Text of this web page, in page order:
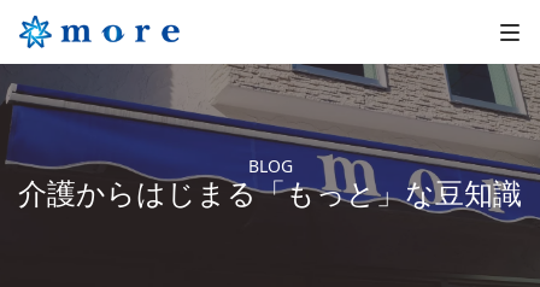
BLOG
介護からはじまる「もっと」な豆知識